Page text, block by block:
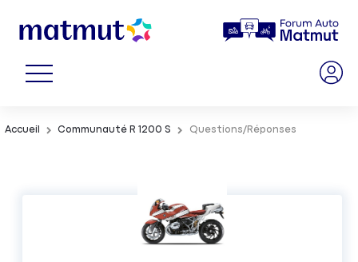
Accueil Communauté R 1200 S Questions/Réponses